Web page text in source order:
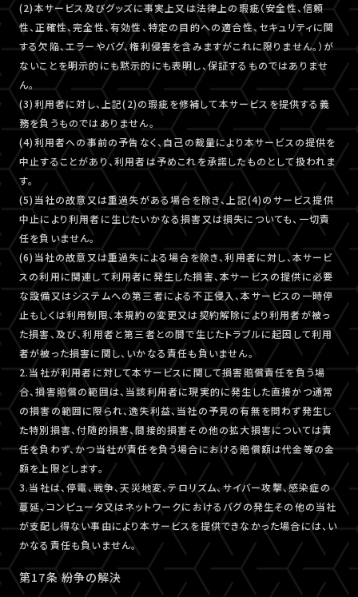
(2)本サービス及びグッズに事実上又は法律上の瑕疵（安全性、信頼
性、正確性、完全性、有効性、特定の目的への適合性、セキュリティに関
する欠陥、エラーやバグ、権利侵害を含みますがこれに限りません。）が
ないことを明示的にも黙示的にも表明し、保証するものではありませ
ん。
(3)利用者に対し、上記(2)の瑕疵を修補して本サービスを提供する義
務を負うものではありません。
(4)利用者への事前の予告なく、自己の裁量により本サービスの提供を
中止することがあり、利用者は予めこれを承諾したものとして扱われま
す。
(5)当社の故意又は重過失がある場合を除き、上記(4)のサービス提供
中止により利用者に生じたいかなる損害又は損失についても、一切責
任を負いません。
(6)当社の故意又は重過失による場合を除き、利用者に対し、本サービ
スの利用に関連して利用者に発生した損害、本サービスの提供に必要
な設備又はシステムへの第三者による不正侵入、本サービスの一時停
止もしくは利用制限、本規約の変更又は契約解除により利用者が被っ
た損害、及び、利用者と第三者との間で生じたトラブルに起因して利用
者が被った損害に関し、いかなる責任も負いません。
2.当社が利用者に対して本サービスに関して損害賠償責任を負う場
合、損害賠償の範囲は、当該利用者に現実的に発生した直接かつ通常
の損害の範囲に限られ、逸失利益、当社の予見の有無を問わず発生し
た特別損害、付随的損害、間接的損害その他の拡大損害については責
任を負わず、かつ当社が責任を負う場合における賠償額は代金等の金
額を上限とします。
3.当社は、停電、戦争、天災地変、テロリズム、サイバー攻撃、感染症の
蔓延、コンピュータ又はネットワークにおけるバグの発生その他の当社
が支配し得ない事由により本サービスを提供できなかった場合には、い
かなる責任も負いません。
第17条 紛争の解決